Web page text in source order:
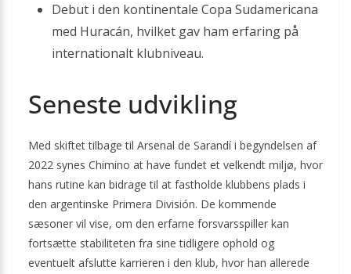
Debut i den kontinentale Copa Sudamericana
med Huracán, hvilket gav ham erfaring på
internationalt klubniveau.
Seneste udvikling
Med skiftet tilbage til Arsenal de Sarandí i begyndelsen af
2022 synes Chimino at have fundet et velkendt miljø, hvor
hans rutine kan bidrage til at fastholde klubbens plads i
den argentinske Primera División. De kommende
sæsoner vil vise, om den erfarne forsvarsspiller kan
fortsætte stabiliteten fra sine tidligere ophold og
eventuelt afslutte karrieren i den klub, hvor han allerede